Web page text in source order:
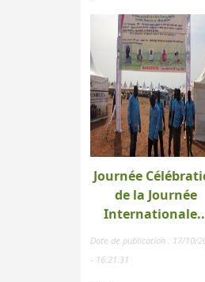
Journée
de la Journée
Date de publication : 17/10/
- 16:21:31